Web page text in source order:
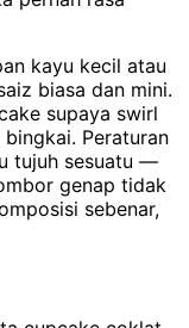
kayu kecil atau
biasa dan mini.
supaya swirl
Peraturan
tujuh sesuatu —
genap tidak
sebenar,